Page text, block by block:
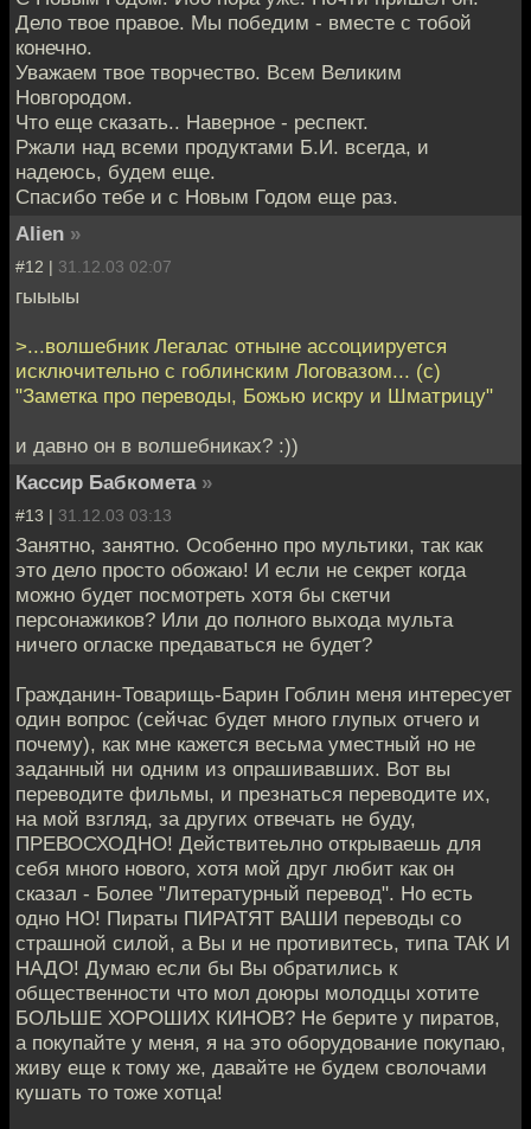
Дело твое правое. Мы победим - вместе с тобой
конечно.
Уважаем твое творчество. Всем Великим
Новгородом.
Что еще сказать.. Наверное - респект.
Ржали над всеми продуктами Б.И. всегда, и
надеюсь, будем еще.
Спасибо тебе и с Новым Годом еще раз.
Alien »
#12 | 31.12.03 02:07
гыыыы
>...волшебник Легалас отныне ассоциируется
исключительно с гоблинским Логовазом... (с)
"Заметка про переводы, Божью искру и Шматрицу"
и давно он в волшебниках? :))
Кассир Бабкомета »
#13 | 31.12.03 03:13
Занятно, занятно. Особенно про мультики, так как
это дело просто обожаю! И если не секрет когда
можно будет посмотреть хотя бы скетчи
персонажиков? Или до полного выхода мульта
ничего огласке предаваться не будет?
Гражданин-Товарищь-Барин Гоблин меня интересует
один вопрос (сейчас будет много глупых отчего и
почему), как мне кажется весьма уместный но не
заданный ни одним из опрашивавших. Вот вы
переводите фильмы, и презнаться переводите их,
на мой взгляд, за других отвечать не буду,
ПРЕВОСХОДНО! Действитеьлно открываешь для
себя много нового, хотя мой друг любит как он
сказал - Более "Литературный перевод". Но есть
одно НО! Пираты ПИРАТЯТ ВАШИ переводы со
страшной силой, а Вы и не противитесь, типа ТАК И
НАДО! Думаю если бы Вы обратились к
общественности что мол доюры молодцы хотите
БОЛЬШЕ ХОРОШИХ КИНОВ? Не берите у пиратов,
а покупайте у меня, я на это оборудование покупаю,
живу еще к тому же, давайте не будем сволочами
кушать то тоже хотца!